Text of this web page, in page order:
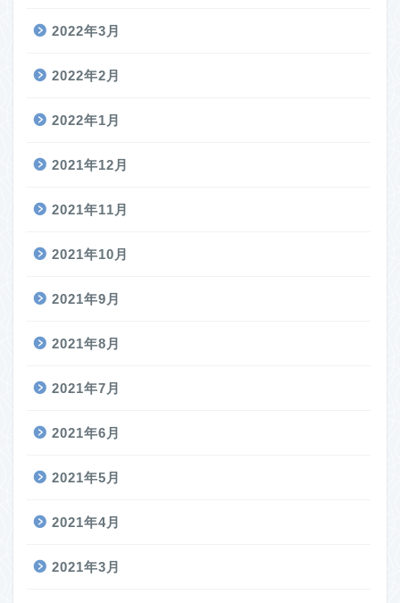
2022年3月
2022年2月
2022年1月
2021年12月
2021年11月
2021年10月
2021年9月
2021年8月
2021年7月
2021年6月
2021年5月
2021年4月
2021年3月